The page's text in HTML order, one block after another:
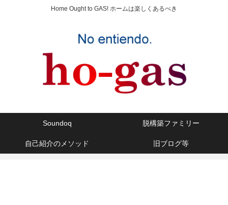
Home Ought to GAS! ホームは楽しくあるべき
Soundoq 脱構築ファミリー
自己紹介のメソッド 旧ブログ等